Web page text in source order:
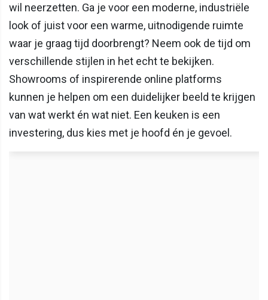
wil neerzetten. Ga je voor een moderne, industriële
look of juist voor een warme, uitnodigende ruimte
waar je graag tijd doorbrengt? Neem ook de tijd om
verschillende stijlen in het echt te bekijken.
Showrooms of inspirerende online platforms
kunnen je helpen om een duidelijker beeld te krijgen
van wat werkt én wat niet. Een keuken is een
investering, dus kies met je hoofd én je gevoel.